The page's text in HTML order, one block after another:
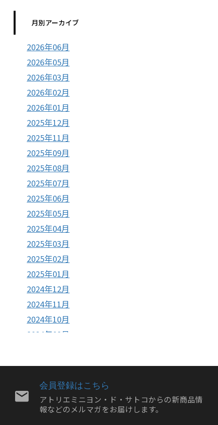
月別アーカイブ
2026年06月
2026年05月
2026年03月
2026年02月
2026年01月
2025年12月
2025年11月
2025年09月
2025年08月
2025年07月
2025年06月
2025年05月
2025年04月
2025年03月
2025年02月
2025年01月
2024年12月
2024年11月
2024年10月
2024年09月
2024年07月
2024年06月
2024年05月
2024年04月
会員登録はこちら
アトリエミニヨン・ド・サトコからの新商品情
報などのメルマガをお届けします。